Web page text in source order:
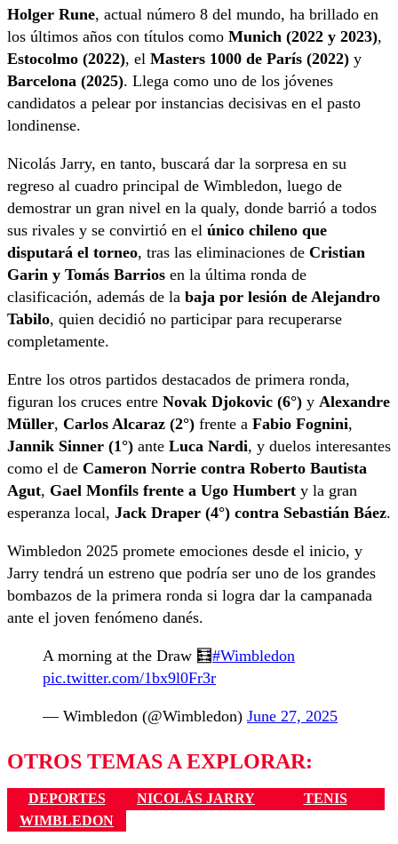
Holger Rune, actual número 8 del mundo, ha brillado en
los últimos años con títulos como Munich (2022 y 2023),
Estocolmo (2022), el Masters 1000 de París (2022) y
Barcelona (2025). Llega como uno de los jóvenes
candidatos a pelear por instancias decisivas en el pasto
londinense.
Nicolás Jarry, en tanto, buscará dar la sorpresa en su
regreso al cuadro principal de Wimbledon, luego de
demostrar un gran nivel en la qualy, donde barrió a todos
sus rivales y se convirtió en el único chileno que
disputará el torneo, tras las eliminaciones de Cristian
Garin y Tomás Barrios en la última ronda de
clasificación, además de la baja por lesión de Alejandro
Tabilo, quien decidió no participar para recuperarse
completamente.
Entre los otros partidos destacados de primera ronda,
figuran los cruces entre Novak Djokovic (6°) y Alexandre
Müller, Carlos Alcaraz (2°) frente a Fabio Fognini,
Jannik Sinner (1°) ante Luca Nardi, y duelos interesantes
como el de Cameron Norrie contra Roberto Bautista
Agut, Gael Monfils frente a Ugo Humbert y la gran
esperanza local, Jack Draper (4°) contra Sebastián Báez.
Wimbledon 2025 promete emociones desde el inicio, y
Jarry tendrá un estreno que podría ser uno de los grandes
bombazos de la primera ronda si logra dar la campanada
ante el joven fenómeno danés.
A morning at the Draw 🧮#Wimbledon
pic.twitter.com/1bx9l0Fr3r
— Wimbledon (@Wimbledon) June 27, 2025
OTROS TEMAS A EXPLORAR:
DEPORTES NICOLÁS JARRY
TENIS
WIMBLEDON